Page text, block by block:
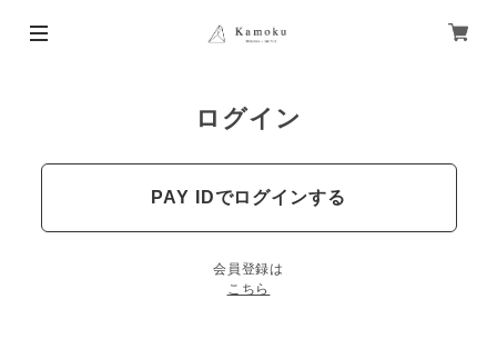
ログイン
PAY IDでログインする
会員登録は
こちら